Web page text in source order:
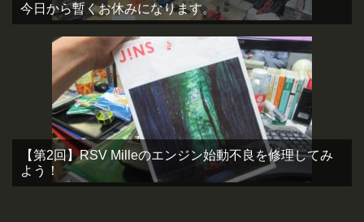
今日から暫くお休みになります。
【第2回】RSV Milleのエンジン始動不良を修理してみ
よう！